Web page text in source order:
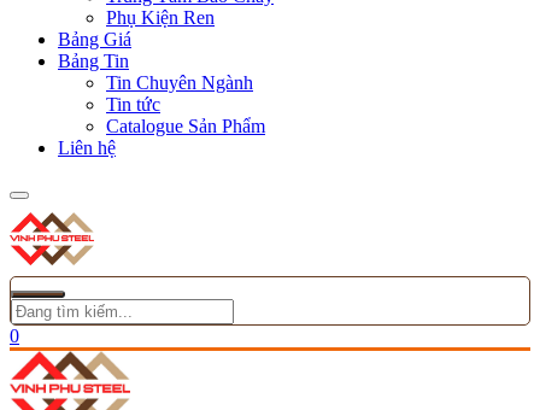
Phụ Kiện Ren
Bảng Giá
Bảng Tin
Tin Chuyên Ngành
Tin tức
Catalogue Sản Phẩm
Liên hệ
0